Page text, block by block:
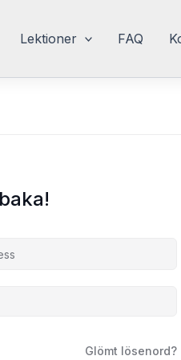
Lektioner FAQ
Glömt lösenord?